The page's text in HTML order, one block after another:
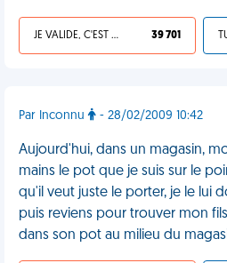
JE VALIDE, C'EST UNE VDM 39 701
Par Inconnu - 28/02/2009 10:42
Aujourd'hui, dans un magasin,
mains le pot que je suis sur le
qu'il veut juste le porter, je le lui
puis reviens pour trouver mon
dans son pot au milieu du